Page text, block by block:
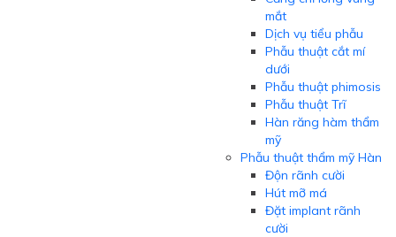
mắt
Dịch vụ tiểu phẫu
Phẫu thuật cắt mí
dưới
Phẫu thuật phimosis
Phẫu thuật Trĩ
Hàn răng hàm thẩm
mỹ
Phẫu thuật thẩm mỹ Hàn
Độn rãnh cười
Hút mỡ má
Đặt implant rãnh
cười